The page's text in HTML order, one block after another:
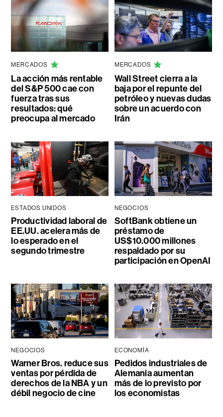
MERCADOS
La acción más rentable
del S&P 500 cae con
fuerza tras sus
resultados: qué
preocupa al mercado
MERCADOS
Wall Street cierra a la
baja por el repunte del
petróleo y nuevas dudas
sobre un acuerdo con
Irán
ESTADOS UNIDOS
Productividad laboral de
EE.UU. acelera más de
lo esperado en el
segundo trimestre
NEGOCIOS
SoftBank obtiene un
préstamo de
US$10.000 millones
respaldado por su
participación en OpenAI
NEGOCIOS
Warner Bros. reduce sus
ventas por pérdida de
derechos de la NBA y un
débil negocio de cine
ECONOMÍA
Pedidos industriales de
Alemania aumentan
más de lo previsto por
los economistas